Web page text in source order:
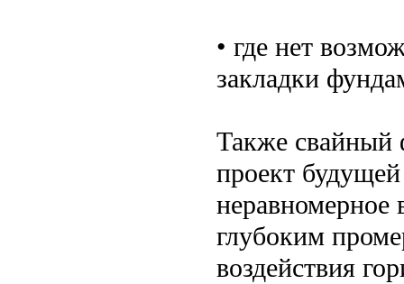
• где нет
закладки
Также свайный
проект
неравномерное
глубоким
воздействия